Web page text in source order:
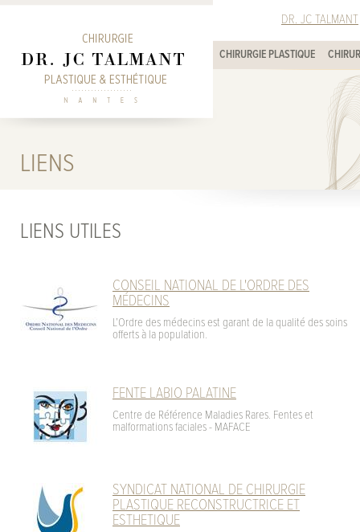
DR. JC TALMANT
CHIRURGIE PLASTIQUE
LIENS
LIENS UTILES
CONSEIL NATIONAL DE L'ORDRE DES
MÉDECINS
L’Ordre des médecins est garant de la qualité des soins
offerts à la population.
FENTE LABIO PALATINE
Centre de Référence Maladies Rares. Fentes et
malformations faciales - MAFACE
SYNDICAT NATIONAL DE CHIRURGIE
PLASTIQUE RECONSTRUCTRICE ET
ESTHETIQUE